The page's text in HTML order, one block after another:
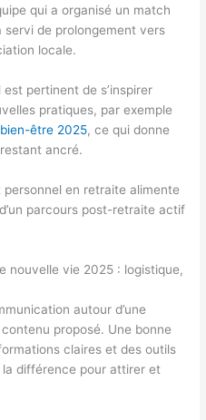
qui a organisé un match
servi de prolongement vers
locale.
pertinent de s’inspirer
pratiques, par exemple
être 2025, ce qui donne
ancré.
en retraite alimente
parcours post-retraite actif
nouvelle vie 2025 : logistique,
autour d’une
proposé. Une bonne
claires et des outils
différence pour attirer et